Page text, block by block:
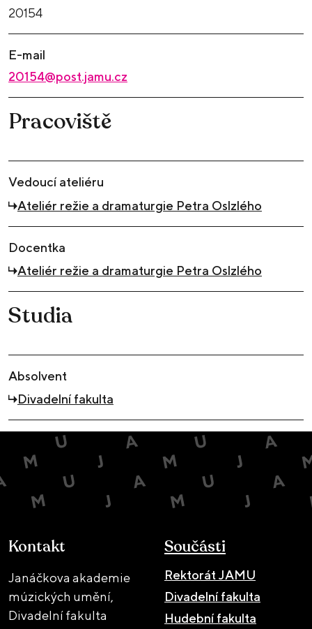
20154
E-mail
20154@post.jamu.cz
Pracoviště
Vedoucí ateliéru
Ateliér režie a dramaturgie Petra Oslzlého
Docentka
Ateliér režie a dramaturgie Petra Oslzlého
Studia
Absolvent
Divadelní fakulta
Kontakt
Janáčkova akademie
múzických umění,
Divadelní fakulta
Součásti
Rektorát JAMU
Divadelní fakulta
Hudební fakulta